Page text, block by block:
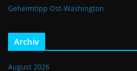
Geheimtipp Ost-Washington
Archiv
August 2026